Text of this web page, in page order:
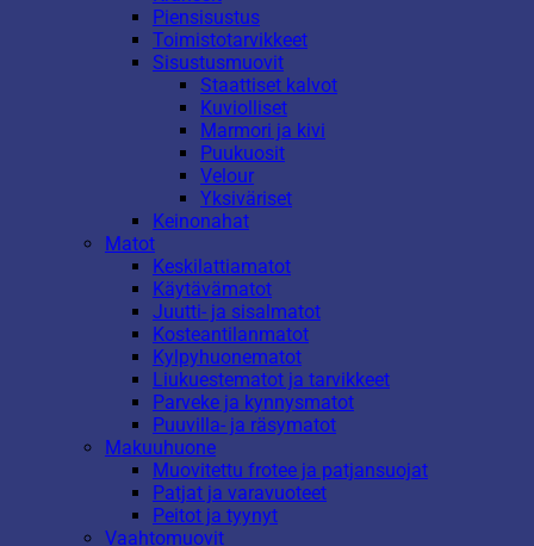
Piensisustus
Toimistotarvikkeet
Sisustusmuovit
Staattiset kalvot
Kuviolliset
Marmori ja kivi
Puukuosit
Velour
Yksiväriset
Keinonahat
Matot
Keskilattiamatot
Käytävämatot
Juutti- ja sisalmatot
Kosteantilanmatot
Kylpyhuonematot
Liukuestematot ja tarvikkeet
Parveke ja kynnysmatot
Puuvilla- ja räsymatot
Makuuhuone
Muovitettu frotee ja patjansuojat
Patjat ja varavuoteet
Peitot ja tyynyt
Vaahtomuovit